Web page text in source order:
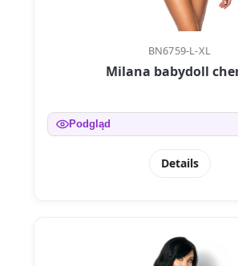
BN6759-L-XL
Milana babydoll
Podgląd
Details